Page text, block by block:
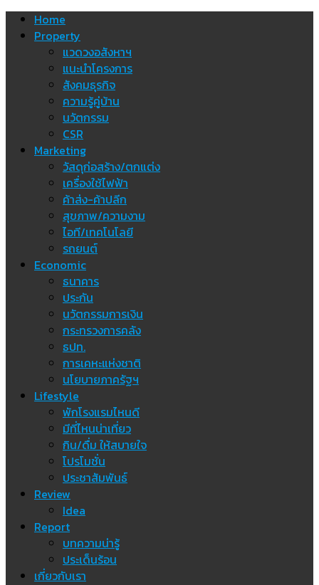
Skip Home
Property
แวดวงอสังหาฯ
แนะนำโครงการ
สังคมธุรกิจ
ความรู้คู่บ้าน
นวัตกรรม
CSR
Marketing
วัสดุก่อสร้าง/ตกแต่ง
เครื่องใช้ไฟฟ้า
ค้าส่ง-ค้าปลีก
สุขภาพ/ความงาม
ไอที/เทคโนโลยี
รถยนต์
Economic
ธนาคาร
ประกัน
นวัตกรรมการเงิน
กระทรวงการคลัง
ธปท.
การเคหะแห่งชาติ
นโยบายภาครัฐฯ
Lifestyle
พักโรงแรมไหนดี
มีที่ไหนน่าเที่ยว
กิน/ดื่ม ให้สบายใจ
โปรโมชั่น
ประชาสัมพันธ์
Review
Idea
Report
บทความน่ารู้
ประเด็นร้อน
เกี่ยวกับเรา